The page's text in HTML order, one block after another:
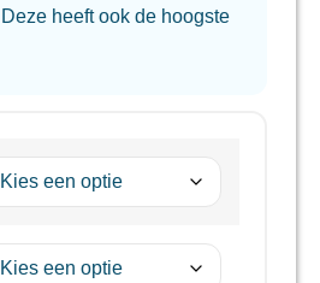
heeft ook de hoogste